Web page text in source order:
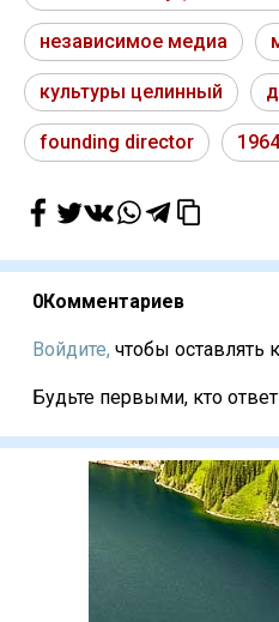
независимое медиа
культуры целинный
founding director
0Комментариев
Войдите, чтобы оставлять
Будьте первыми, кто